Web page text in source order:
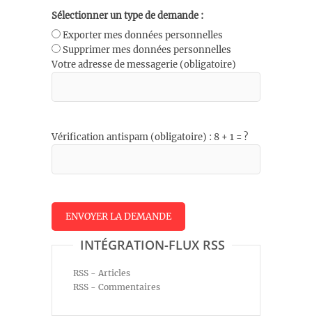
Sélectionner un type de demande :
Exporter mes données personnelles
Supprimer mes données personnelles
Votre adresse de messagerie (obligatoire)
Vérification antispam (obligatoire) : 8 + 1 = ?
INTÉGRATION-FLUX RSS
RSS - Articles
RSS - Commentaires